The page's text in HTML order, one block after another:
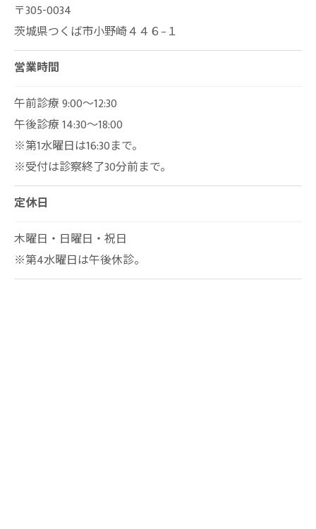
〒305-0034
茨城県つくば市小野崎４４６−１
営業時間
午前診療 9:00～12:30
午後診療 14:30～18:00
※第1水曜日は16:30まで。
※受付は診察終了30分前まで。
定休日
木曜日・日曜日・祝日
※第4水曜日は午後休診。